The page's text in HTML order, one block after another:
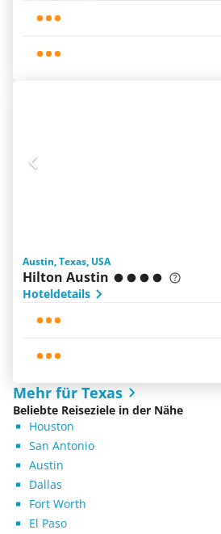
Austin, Texas, USA
Hilton Austin
Hoteldetails
Mehr für Texas
Beliebte Reiseziele in der Nähe
Houston
San Antonio
Austin
Dallas
Fort Worth
El Paso